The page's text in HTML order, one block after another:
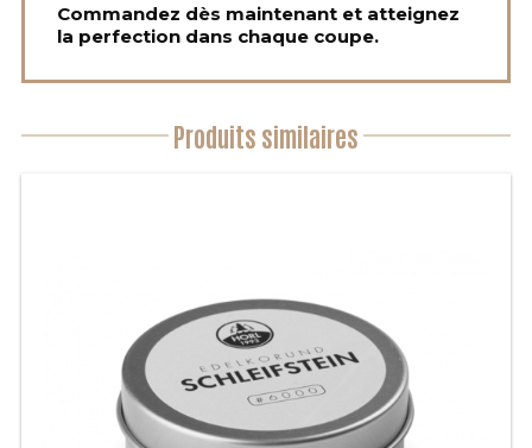
Commandez dès maintenant et atteignez
la perfection dans chaque coupe.
Produits similaires